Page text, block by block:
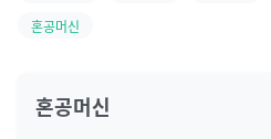
혼공머신
혼공머신